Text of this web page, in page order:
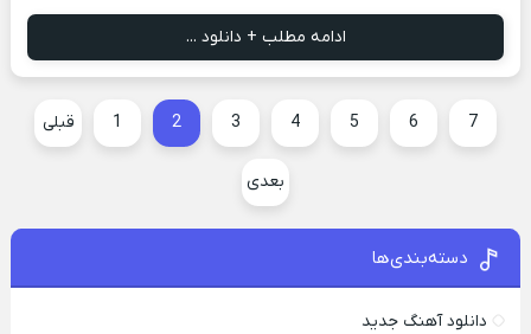
ادامه مطلب + دانلود ...
قبلی 1 2 3 4 5 6 7
بعدی
دسته‌بندی‌ها
دانلود آهنگ جدید